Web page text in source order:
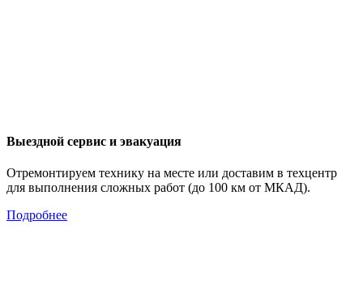
Выездной сервис и эвакуация
Отремонтируем технику на месте или доставим в техцентр
для выполнения сложных работ (до 100 км от МКАД).
Подробнее